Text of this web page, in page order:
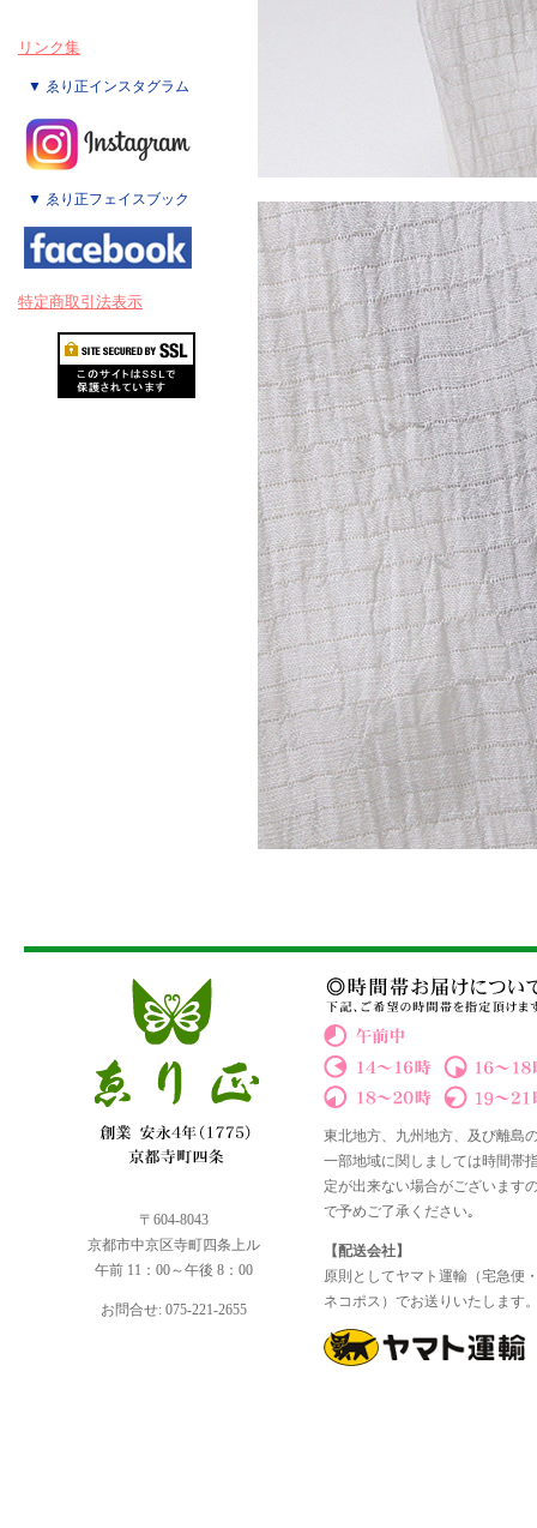
リンク集
▼ ゑり正インスタグラム
▼ ゑり正フェイスブック
特定商取引法表示
〒604-8043
京都市中京区寺町四条上ル
午前 11：00～午後 8：00
お問合せ: 075-221-2655
東北地方、九州地方、及び離島
一部地域に関しましては時間帯
定が出来ない場合がございます
で予めご了承ください｡
【配送会社】
原則としてヤマト運輸（宅急便
ネコポス）でお送りいたします